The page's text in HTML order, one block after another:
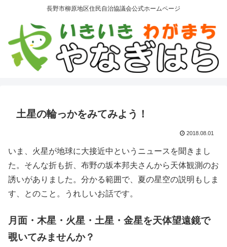
長野市柳原地区住民自治協議会公式ホームページ
土星の輪っかをみてみよう！
2018.08.01
いま、火星が地球に大接近中というニュースを聞きまし
た。そんな折も折、布野の坂本邦夫さんから天体観測のお
誘いがありました。分かる範囲で、夏の星空の説明もしま
す、とのこと。うれしいお話です。
月面・木星・火星・土星・金星を天体望遠鏡で
覗いてみませんか？